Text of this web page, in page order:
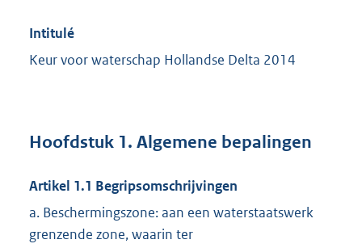
Intitulé
Keur voor waterschap Hollandse Delta 2014
Hoofdstuk 1. Algemene bepalingen
Artikel 1.1 Begripsomschrijvingen
a. Beschermingszone: aan een waterstaatswerk
grenzende zone, waarin ter